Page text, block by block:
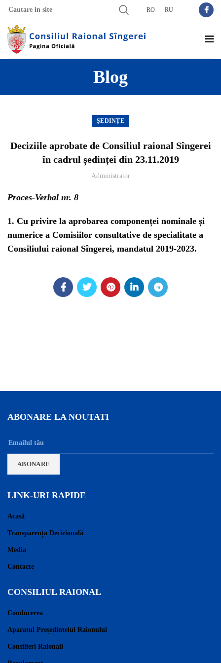
RO RU
Blog
ȘEDINȚE
Deciziile aprobate de Consiliul raional Sîngerei
în cadrul ședinței din 23.11.2019
Administrator
Proces-Verbal nr. 8
1. Cu privire la aprobarea componenței nominale și
numerice a Comisiilor consultative de specialitate a
Consiliului raional Sîngerei, mandatul 2019-2023.
ABONARE LA NOUTATI
LINK-URI RAPIDE
Acasă
Transparența Decizională
Media
Contacte
CONSILIUL RAIONAL
Conducerea
Aparatul Președintelui Raionului
Consilieri Raionali